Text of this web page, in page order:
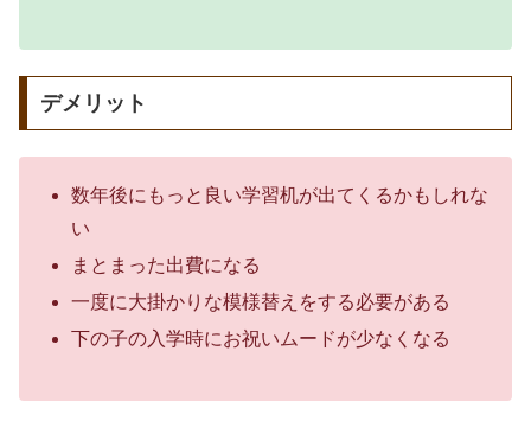
デメリット
数年後にもっと良い学習机が出てくるかもしれな
い
まとまった出費になる
一度に大掛かりな模様替えをする必要がある
下の子の入学時にお祝いムードが少なくなる